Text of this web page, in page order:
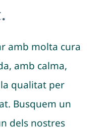
amb molta cura
amb calma,
qualitat per
Busquem un
dels nostres